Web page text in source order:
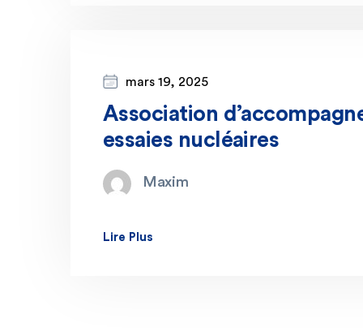
mars 19, 2025
Association
essaies nucléaires
Maxim
Lire Plus